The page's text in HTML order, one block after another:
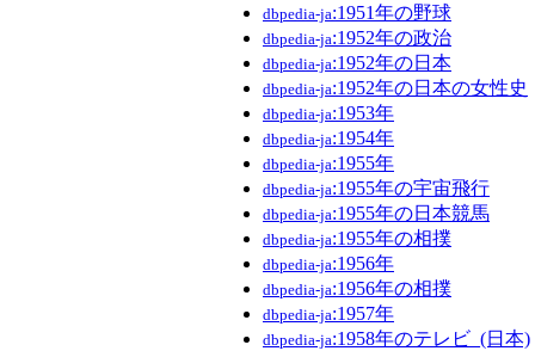
dbpedia-ja:1951年の野球
dbpedia-ja:1952年の政治
dbpedia-ja:1952年の日本
dbpedia-ja:1952年の日本の女性史
dbpedia-ja:1953年
dbpedia-ja:1954年
dbpedia-ja:1955年
dbpedia-ja:1955年の宇宙飛行
dbpedia-ja:1955年の日本競馬
dbpedia-ja:1955年の相撲
dbpedia-ja:1956年
dbpedia-ja:1956年の相撲
dbpedia-ja:1957年
dbpedia-ja:1958年のテレビ_(日本)